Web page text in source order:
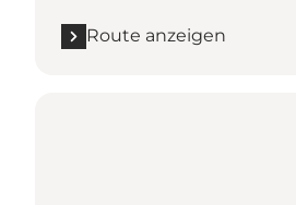
Route anzeigen